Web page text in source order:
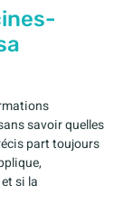
savoir quelles
part toujours
si la